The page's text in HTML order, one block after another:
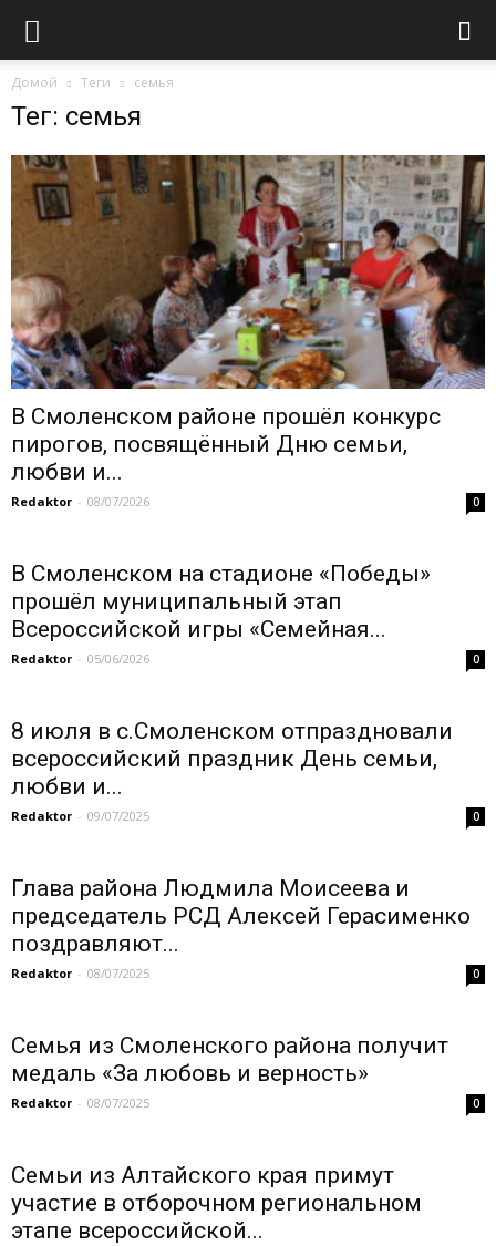
Домой Теги семья
Тег: семья
В Смоленском районе прошёл конкурс
пирогов, посвящённый Дню семьи,
любви и...
Redaktor - 08/07/2026 0
В Смоленском на стадионе «Победы»
прошёл муниципальный этап
Всероссийской игры «Семейная...
Redaktor - 05/06/2026 0
8 июля в с.Смоленском отпраздновали
всероссийский праздник День семьи,
любви и...
Redaktor - 09/07/2025 0
Глава района Людмила Моисеева и
председатель РСД Алексей Герасименко
поздравляют...
Redaktor - 08/07/2025 0
Семья из Смоленского района получит
медаль «За любовь и верность»
Redaktor - 08/07/2025 0
Семьи из Алтайского края примут
участие в отборочном региональном
этапе всероссийской...